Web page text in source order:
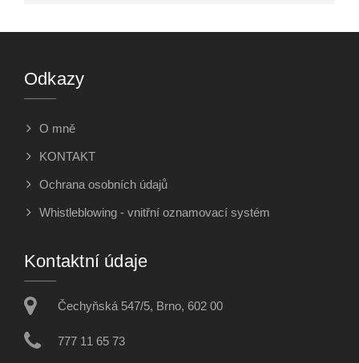
Odkazy
O mně
KONTAKT
Ochrana osobních údajů
Whistleblowing - vnitřní oznamovací systém
Kontaktní údaje
Čechyňská 547/5, Brno, 602 00
777 11 65 73